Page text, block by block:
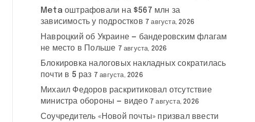
Meta оштрафовали на $567 млн за
зависимость у подростков 7 августа, 2026
Навроцкий об Украине — бандеровским флагам
не место в Польше 7 августа, 2026
Блокировка налоговых накладных сократилась
почти в 5 раз 7 августа, 2026
Михаил Федоров раскритиковал отсутствие
министра обороны — видео 7 августа, 2026
Соучредитель «Новой почты» призвал ввести